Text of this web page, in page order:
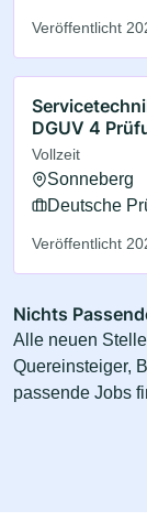
Veröffentlicht
DGUV 4
Vollzeit
Sonneberg
Deutsche
Veröffentlicht
Nichts
Alle neuen
Quereinsteiger,
passende Jobs